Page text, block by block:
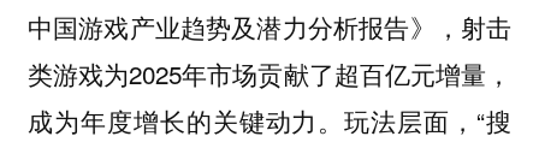
中国游戏产业趋势及潜力分析报告》，射击
类游戏为2025年市场贡献了超百亿元增量，
成为年度增长的关键动力。玩法层面，“搜